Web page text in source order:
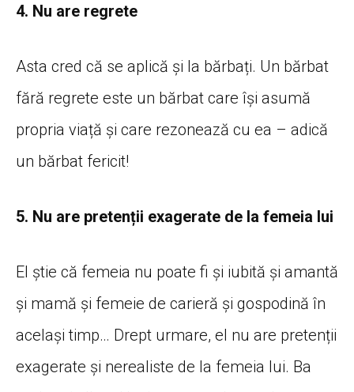
4. Nu are regrete
Asta cred că se aplică și la bărbați. Un bărbat
fără regrete este un bărbat care își asumă
propria viață și care rezonează cu ea – adică
un bărbat fericit!
5. Nu are pretenții exagerate de la femeia lui
El știe că femeia nu poate fi și iubită și amantă
și mamă și femeie de carieră și gospodină în
același timp… Drept urmare, el nu are pretenții
exagerate și nerealiste de la femeia lui. Ba